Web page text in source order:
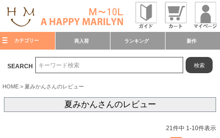
カテゴリー 再入荷 ランキング 新作
SEARCH 検索
HOME 夏みかんさんのレビュー
夏みかんさんのレビュー
21件中 1-10件表示